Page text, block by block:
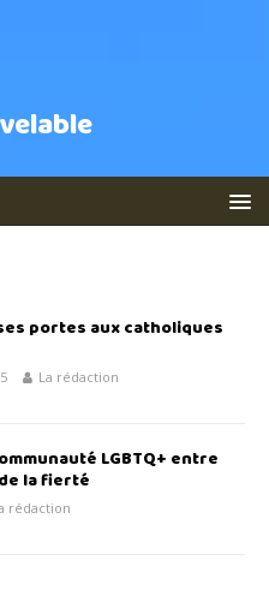
portes aux catholiques
La rédaction
LGBTQ+ entre
la fierté
rédaction